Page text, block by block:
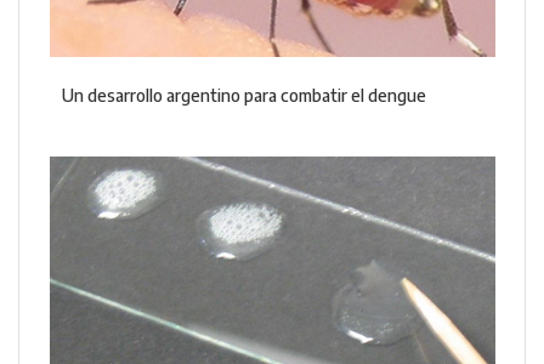
Un desarrollo argentino para combatir el dengue